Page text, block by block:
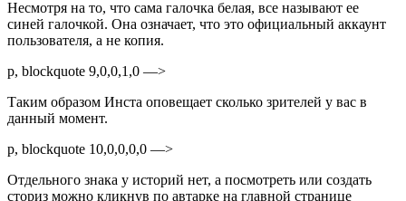
Несмотря на то, что сама галочка белая, все называют ее
синей галочкой. Она означает, что это официальный аккаунт
пользователя, а не копия.
p, blockquote 9,0,0,1,0 —>
Таким образом Инста оповещает сколько зрителей у вас в
данный момент.
p, blockquote 10,0,0,0,0 —>
Отдельного знака у историй нет, а посмотреть или создать
сториз можно кликнув по автарке на главной странице